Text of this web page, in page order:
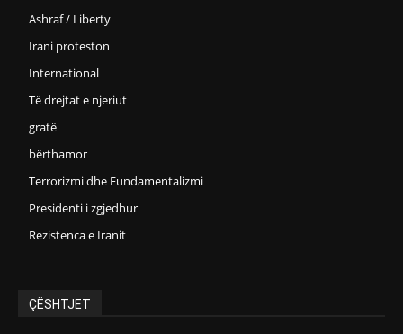
Ashraf / Liberty
Irani proteston
International
Të drejtat e njeriut
gratë
bërthamor
Terrorizmi dhe Fundamentalizmi
Presidenti i zgjedhur
Rezistenca e Iranit
ÇËSHTJET